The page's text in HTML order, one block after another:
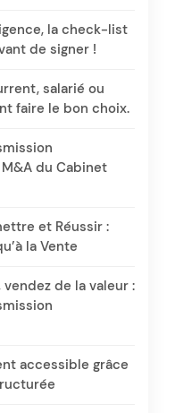
la check-list
de signer !
salarié ou
faire le bon choix.
du Cabinet
et Réussir :
la Vente
de la valeur :
accessible grâce